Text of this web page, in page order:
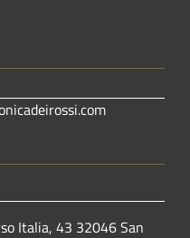
Italia, 43 32046 San